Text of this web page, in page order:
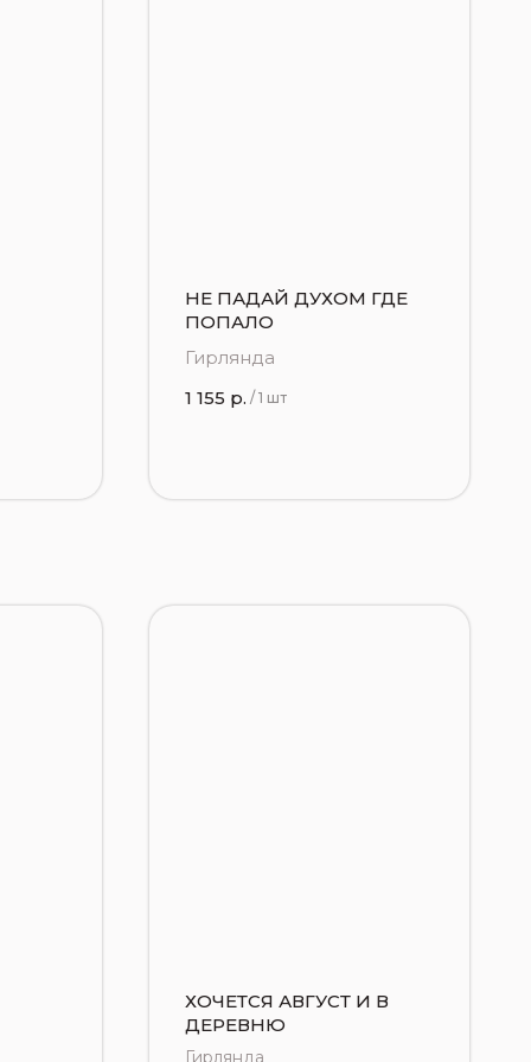
НЕ ПАДАЙ ДУХОМ ГДЕ
ПОПАЛО
Гирлянда
1 155 р. / 1 шт
ХОЧЕТСЯ АВГУСТ И В
ДЕРЕВНЮ
Гирлянда